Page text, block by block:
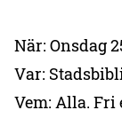
När: Onsdag
Var:
Vem: Alla. Fri